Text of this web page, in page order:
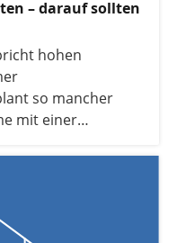
– darauf sollten
hohen
so mancher
mit einer
wann die